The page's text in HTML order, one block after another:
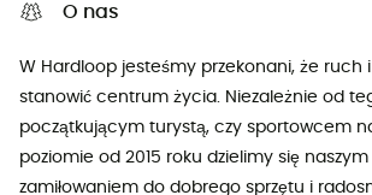
O nas
W Hardloop jesteśmy przekonani, że ruch
stanowić centrum życia. Niezależnie od
początkującym turystą, czy sportowcem
poziomie od 2015 roku dzielimy się
zamiłowaniem do dobrego sprzętu i